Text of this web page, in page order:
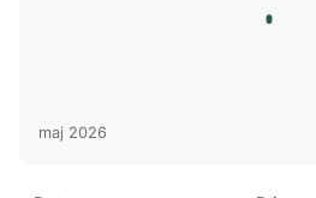
maj 2026